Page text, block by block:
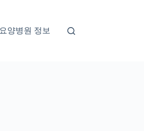
양병원 정보